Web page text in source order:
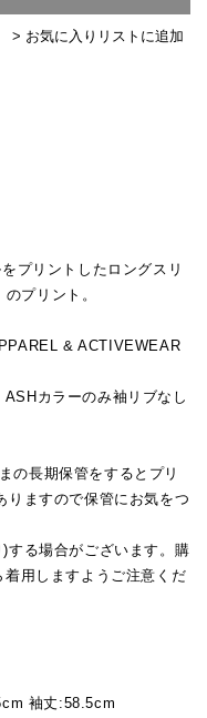
> お気に入りリストに追加
プリントしたロングスリ
プリント。
& ACTIVEWEAR
カラーのみ袖リブなし
の長期保管をするとプリ
りますので保管にお気をつ
する場合がございます。購
用しますようご注意くだ
袖丈:58.5cm